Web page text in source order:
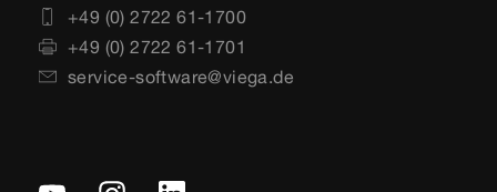
+49 (0) 2722 61-1700
+49 (0) 2722 61-1701
service-software@viega.de